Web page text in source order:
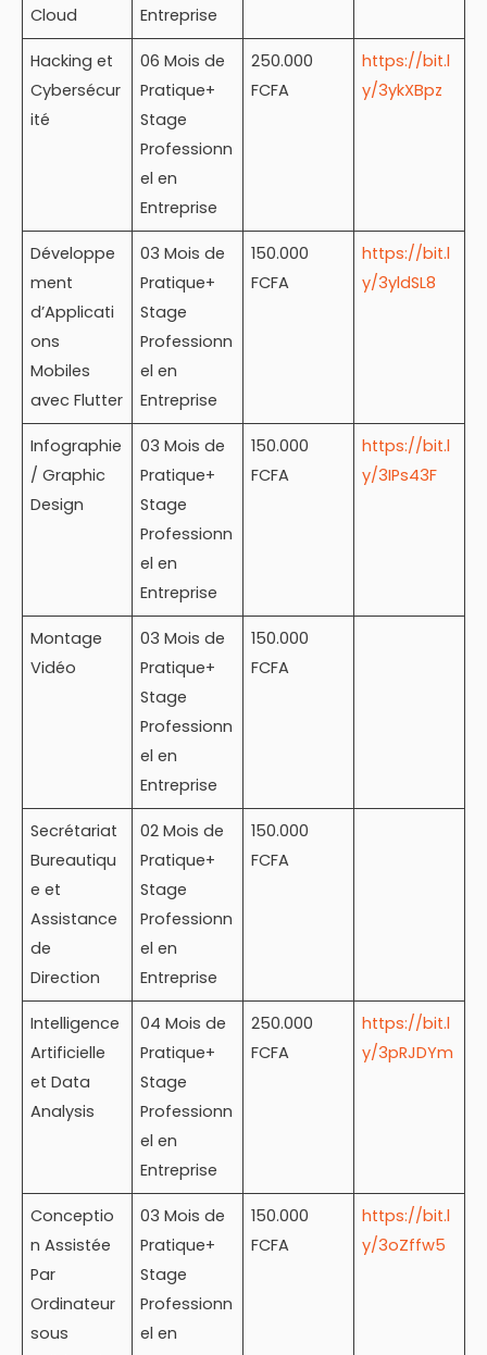
Cloud
Entreprise
Hacking et
Cybersécur
ité
06 Mois de
Pratique+
Stage
Professionn
el en
Entreprise
250.000
FCFA
https://bit.l
y/3ykXBpz
Développe
ment
d’Applicati
ons
Mobiles
avec Flutter
03 Mois de
Pratique+
Stage
Professionn
el en
Entreprise
150.000
FCFA
https://bit.l
y/3yldSL8
Infographie
/ Graphic
Design
03 Mois de
Pratique+
Stage
Professionn
el en
Entreprise
150.000
FCFA
https://bit.l
y/3IPs43F
Montage
Vidéo
03 Mois de
Pratique+
Stage
Professionn
el en
Entreprise
150.000
FCFA
Secrétariat
Bureautiqu
e et
Assistance
de
Direction
02 Mois de
Pratique+
Stage
Professionn
el en
Entreprise
150.000
FCFA
Intelligence
Artificielle
et Data
Analysis
04 Mois de
Pratique+
Stage
Professionn
el en
Entreprise
250.000
FCFA
https://bit.l
y/3pRJDYm
Conceptio
n Assistée
Par
Ordinateur
sous
03 Mois de
Pratique+
Stage
Professionn
el en
150.000
FCFA
https://bit.l
y/3oZffw5